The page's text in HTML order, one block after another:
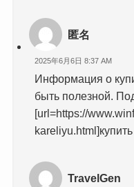
匿名
2025年6月6日 8:37 AM
Информация о
быть полезной.
[url=https://
TravelGen